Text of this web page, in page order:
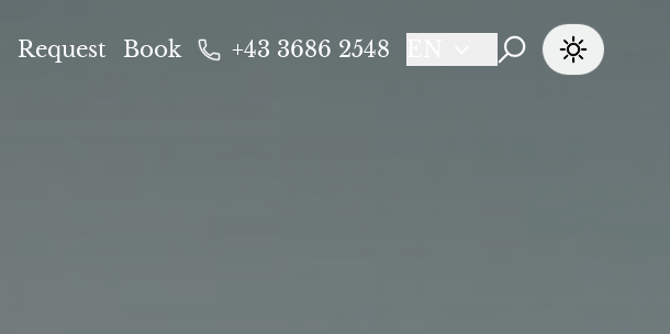
Request Book +43 3686 2548